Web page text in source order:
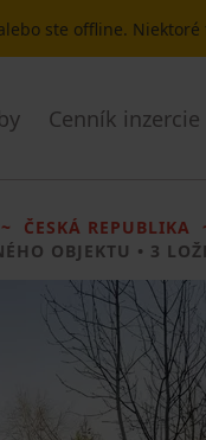
ste offline.
Cenník inzercie
ČESKÁ REPUBLIKA
OBJEKTU • 3